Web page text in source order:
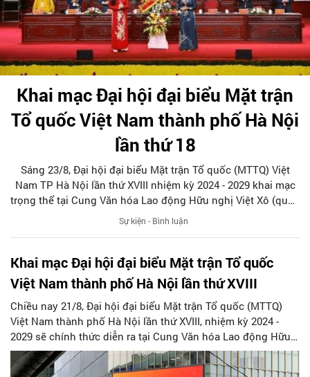
Khai mạc Đại hội đại biểu Mặt trận
Tổ quốc Việt Nam thành phố Hà Nội
lần thứ 18
Sáng 23/8, Đại hội đại biểu Mặt trận Tổ quốc (MTTQ) Việt
Nam TP Hà Nội lần thứ XVIII nhiệm kỳ 2024 - 2029 khai mạc
trọng thể tại Cung Văn hóa Lao động Hữu nghị Việt Xô (quận
Hoàn Kiếm, Hà Nội).
Sự kiện - Bình luận
Khai mạc Đại hội đại biểu Mặt trận Tổ quốc
Việt Nam thành phố Hà Nội lần thứ XVIII
Chiều nay 21/8, Đại hội đại biểu Mặt trận Tổ quốc (MTTQ)
Việt Nam thành phố Hà Nội lần thứ XVIII, nhiệm kỳ 2024 -
2029 sẽ chính thức diễn ra tại Cung Văn hóa Lao động Hữu
nghị Việt Xô, với sự tham dự của 363 đại biểu chính thức.